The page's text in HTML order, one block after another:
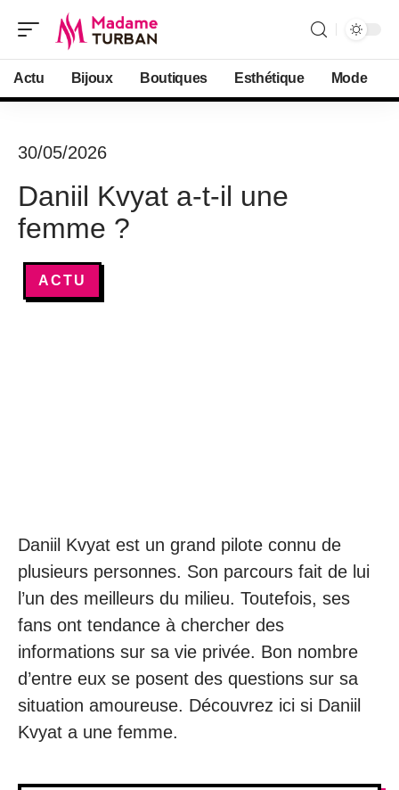
Actu Bijoux Boutiques Esthétique Mode
30/05/2026
Daniil Kvyat a-t-il une
femme ?
ACTU
Daniil Kvyat est un grand pilote connu de
plusieurs personnes. Son parcours fait de lui
l’un des meilleurs du milieu. Toutefois, ses
fans ont tendance à chercher des
informations sur sa vie privée. Bon nombre
d’entre eux se posent des questions sur sa
situation amoureuse. Découvrez ici si Daniil
Kvyat a une femme.